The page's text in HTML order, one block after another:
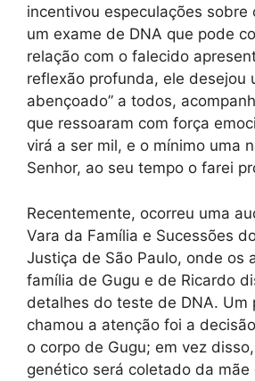
incentivou especulações sobre
um exame de DNA que pode
relação com o falecido
reflexão profunda, ele desejou
abençoado” a todos,
que ressoaram com força
virá a ser mil, e o mínimo uma
Senhor, ao seu tempo o farei
Recentemente, ocorreu uma
Vara da Família e Sucessões
Justiça de São Paulo, onde os
família de Gugu e de Ricardo
detalhes do teste de DNA. Um
chamou a atenção foi a
o corpo de Gugu; em vez
genético será coletado da mãe